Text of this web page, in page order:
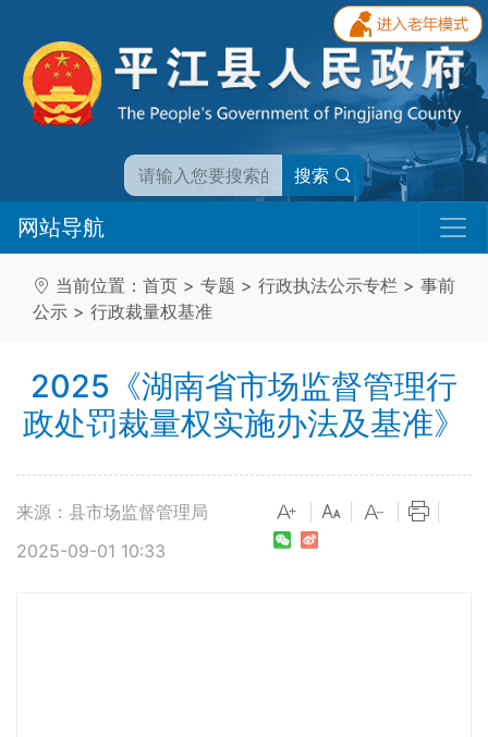
搜索
网站导航
当前位置： 首页 > 专题 > 行政执法公示专栏 > 事前
公示 > 行政裁量权基准
2025《湖南省市场监督管理行
政处罚裁量权实施办法及基准》
来源：县市场监督管理局
2025-09-01 10:33